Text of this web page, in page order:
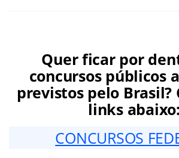
Quer ficar por
concursos públicos
previstos pelo Brasil?
links abaixo:
CONCURSOS